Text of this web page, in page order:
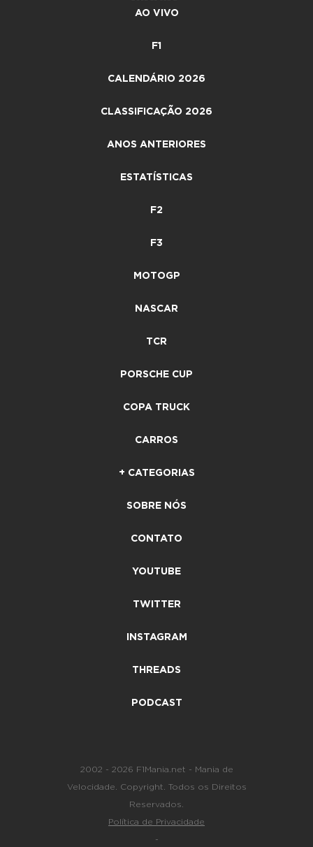
AO VIVO
F1
CALENDÁRIO 2026
CLASSIFICAÇÃO 2026
ANOS ANTERIORES
ESTATÍSTICAS
F2
F3
MOTOGP
NASCAR
TCR
PORSCHE CUP
COPA TRUCK
CARROS
+ CATEGORIAS
SOBRE NÓS
CONTATO
YOUTUBE
TWITTER
INSTAGRAM
THREADS
PODCAST
2002 - 2026 F1Mania.net - Mania de
Velocidade. Copyright. Todos os Direitos
Reservados.
Política de Privacidade
-